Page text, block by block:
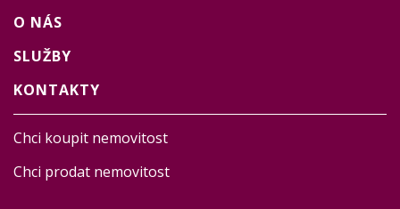
O NÁS
SLUŽBY
KONTAKTY
Chci koupit nemovitost
Chci prodat nemovitost